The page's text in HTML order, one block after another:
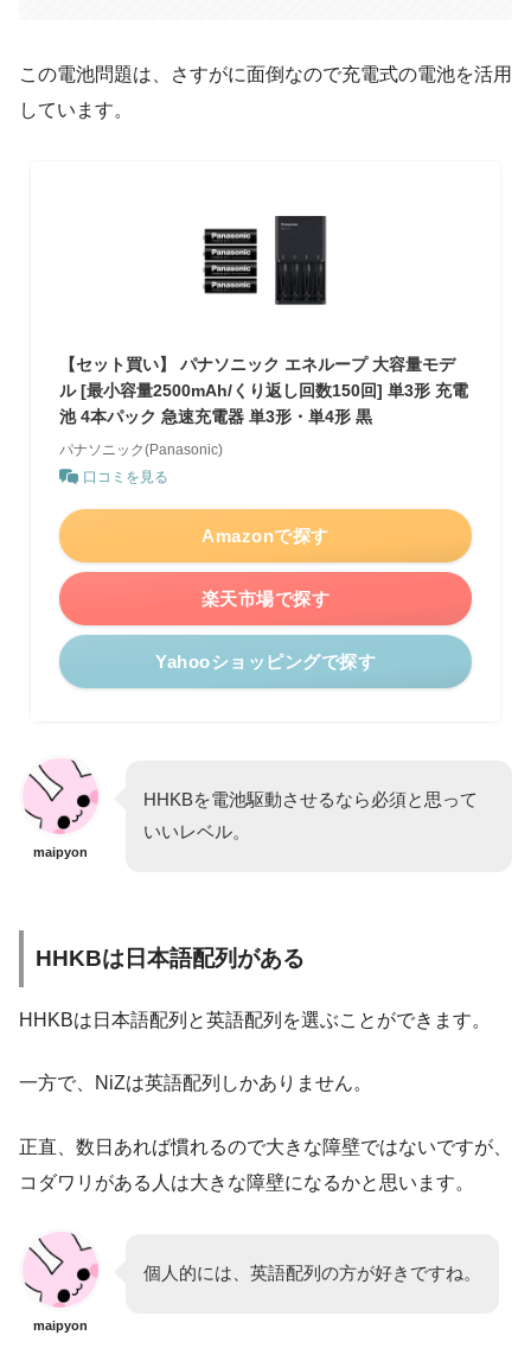
この電池問題は、さすがに面倒なので充電式の電池を活用
しています。
【セット買い】 パナソニック エネループ 大容量モデ
ル [最小容量2500mAh/くり返し回数150回] 単3形 充電
池 4本パック 急速充電器 単3形・単4形 黒
パナソニック(Panasonic)
口コミを見る
Amazonで探す
楽天市場で探す
Yahooショッピングで探す
maipyon
HHKBを電池駆動させるなら必須と思って
いいレベル。
HHKBは日本語配列がある
HHKBは日本語配列と英語配列を選ぶことができます。
一方で、NiZは英語配列しかありません。
正直、数日あれば慣れるので大きな障壁ではないですが、
コダワリがある人は大きな障壁になるかと思います。
maipyon
個人的には、英語配列の方が好きですね。